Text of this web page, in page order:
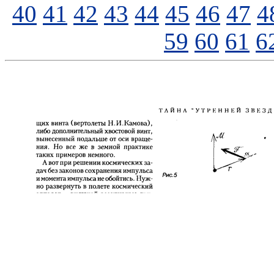
40 41 42 43 44 45 46 47
59 60 61